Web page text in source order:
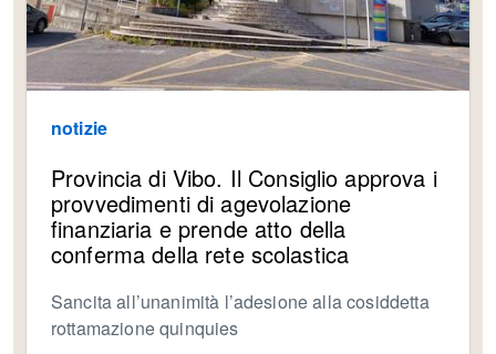
notizie
Provincia di Vibo. Il Consiglio approva i
provvedimenti di agevolazione
finanziaria e prende atto della
conferma della rete scolastica
Sancita all’unanimità l’adesione alla cosiddetta
rottamazione quinquies